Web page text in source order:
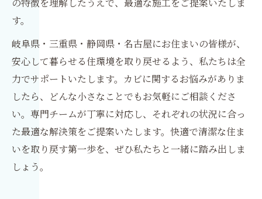
す。
岐阜県・三重県・静岡県・名古屋にお住まいの皆様が、
安心して暮らせる住環境を取り戻せるよう、私たちは全
力でサポートいたします。カビに関するお悩みがありま
したら、どんな小さなことでもお気軽にご相談くださ
い。専門チームが丁寧に対応し、それぞれの状況に合っ
た最適な解決策をご提案いたします。快適で清潔な住ま
いを取り戻す第一歩を、ぜひ私たちと一緒に踏み出しま
しょう。